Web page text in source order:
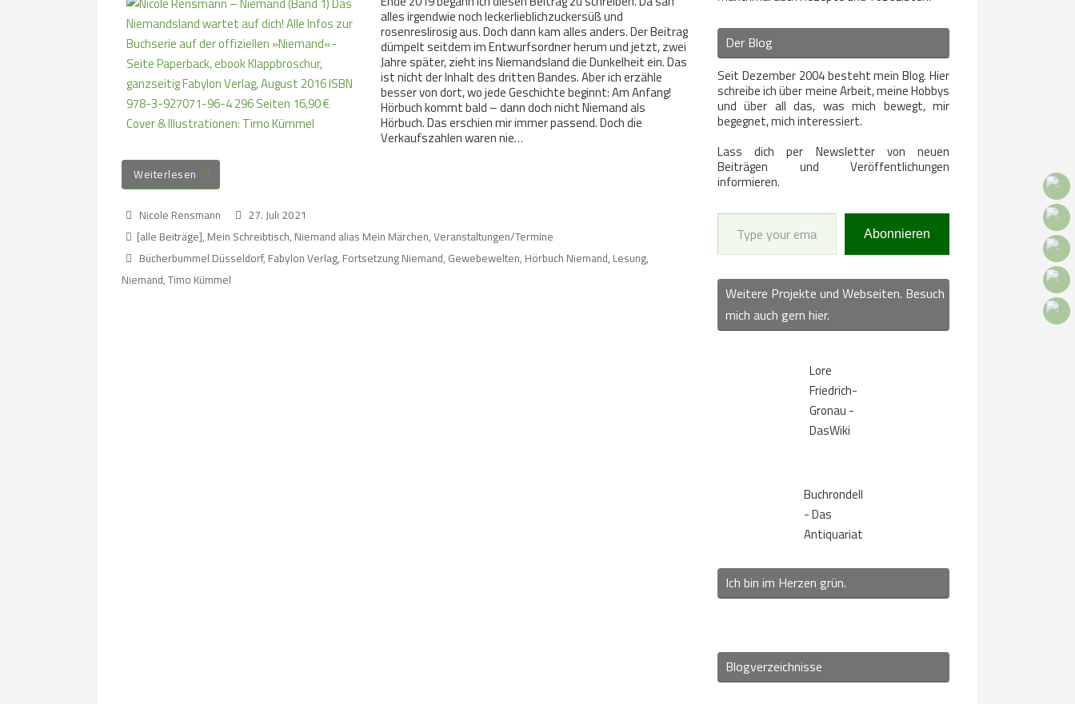
alles irgendwie noch leckerlieblichzuckersüß und
rosenreslirosig aus. Doch dann kam alles anders. Der Beitrag
dümpelt seitdem im Entwurfsordner herum und jetzt, zwei
Jahre später, zieht ins Niemandsland die Dunkelheit ein. Das
ist nicht der Inhalt des dritten Bandes. Aber ich erzähle
besser von dort, wo jede Geschichte beginnt: Am Anfang!
Hörbuch kommt bald – dann doch nicht Niemand als
Hörbuch. Das erschien mir immer passend. Doch die
Verkaufszahlen waren nie…
Weiterlesen
Nicole Rensmann
27. Juli 2021
[alle Beiträge], Mein Schreibtisch, Niemand alias Mein Märchen,Veranstaltungen/Termine
Bücherbummel Düsseldorf, Fabylon Verlag, Fortsetzung Niemand, Gewebewelten, Hörbuch Niemand, Lesung,
Niemand, Timo Kümmel
Der Blog
Seit Dezember 2004 besteht mein Blog. Hier
schreibe ich über meine Arbeit, meine Hobbys
und über all das, was mich bewegt, mir
begegnet, mich interessiert.
Lass dich per Newsletter von neuen
Beiträgen und Veröffentlichungen
informieren.
Type your email…
Abonnieren
Weitere Projekte und Webseiten. Besuch
mich auch gern hier.
Lore
Friedrich-
Gronau -
DasWiki
Buchrondell
- Das
Antiquariat
Ich bin im Herzen grün.
Blogverzeichnisse